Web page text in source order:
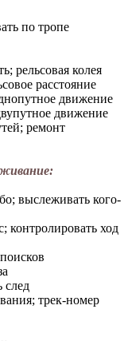
по тропе
рельсовая колея
расстояние
движение
движение
ремонт
выслеживать кого-
контролировать ход
след
трек-номер